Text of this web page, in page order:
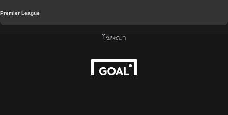
Premier League